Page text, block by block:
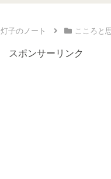
灯子のノート こころと
スポンサーリンク